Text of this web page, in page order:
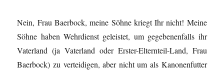
Nein, Frau Baerbock, meine Söhne kriegt Ihr nicht! Meine
Söhne haben Wehrdienst geleistet, um gegebenenfalls ihr
Vaterland (ja Vaterland oder Erster-Elternteil-Land, Frau
Baerbock) zu verteidigen, aber nicht um als Kanonenfutter